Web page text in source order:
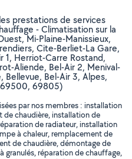
prestations de services
- Climatisation sur la
Mi-Plaine-Manissieux,
Cite-Berliet-La Gare,
1, Herriot-Carre Rostand,
Aliende, Bel-Air 2, Menival-
Bellevue, Bel-Air 3, Alpes,
69500, 69805)
par nos membres : installation
chaudière, installation de
de radiateur, installation
à chaleur, remplacement de
de chaudière, démontage de
granulés, réparation de chauffage,